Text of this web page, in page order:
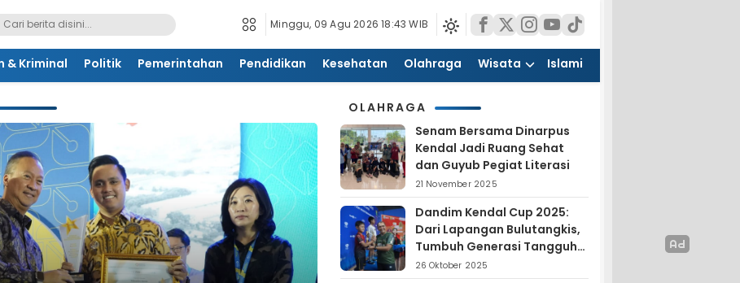
Minggu, 09 Agu 2026 18:43 WIB
& Kriminal Politik Pemerintahan Pendidikan Kesehatan Olahraga Wisata Islami
OLAHRAGA
Senam Bersama Dinarpus
Kendal Jadi Ruang Sehat
dan Guyub Pegiat Literasi
21 November 2025
Dandim Kendal Cup 2025:
Dari Lapangan Bulutangkis,
Tumbuh Generasi Tangguh
dan Nasionalis
26 Oktober 2025